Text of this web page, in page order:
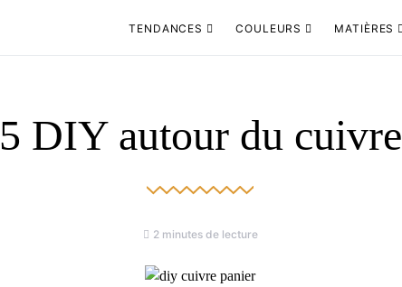
TENDANCES COULEURS MATIÈRES
5 DIY autour du cuivre
2 minutes de lecture